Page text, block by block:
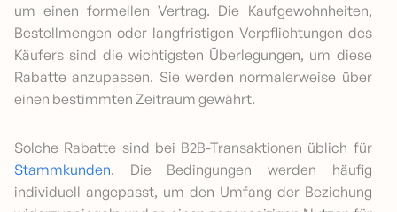
um einen formellen Vertrag. Die Kaufgewohnheiten,
Bestellmengen oder langfristigen Verpflichtungen des
Käufers sind die wichtigsten Überlegungen, um diese
Rabatte anzupassen. Sie werden normalerweise über
einen bestimmten Zeitraum gewährt.
Solche Rabatte sind bei B2B-Transaktionen üblich für
Stammkunden. Die Bedingungen werden häufig
individuell angepasst, um den Umfang der Beziehung